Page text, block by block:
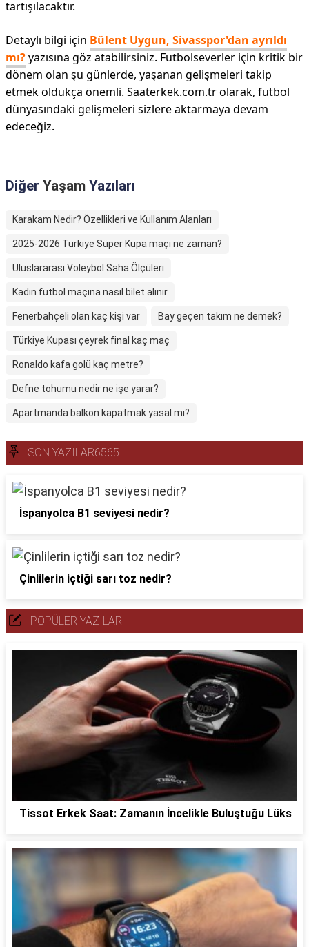
tartışılacaktır.
Detaylı bilgi için Bülent Uygun, Sivasspor'dan ayrıldı
mı?yazısına göz atabilirsiniz. Futbolseverler için kritik bir
dönem olan şu günlerde, yaşanan gelişmeleri takip
etmek oldukça önemli. Saaterkek.com.tr olarak, futbol
dünyasındaki gelişmeleri sizlere aktarmaya devam
edeceğiz.
Diğer Yaşam Yazıları
Karakam Nedir? Özellikleri ve Kullanım Alanları
2025-2026 Türkiye Süper Kupa maçı ne zaman?
Uluslararası Voleybol Saha Ölçüleri
Kadın futbol maçına nasıl bilet alınır
Fenerbahçeli olan kaç kişi var Bay geçen takım ne demek?
Türkiye Kupası çeyrek final kaç maç
Ronaldo kafa golü kaç metre?
Defne tohumu nedir ne işe yarar?
Apartmanda balkon kapatmak yasal mı?
SON YAZILAR6565
İspanyolca B1 seviyesi nedir?
Çinlilerin içtiği sarı toz nedir?
POPÜLER YAZILAR
Tissot Erkek Saat: Zamanın İncelikle Buluştuğu Lüks